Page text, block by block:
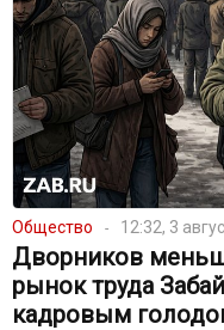
Общество 12:32, 3
Дворников
рынок труда
кадровым